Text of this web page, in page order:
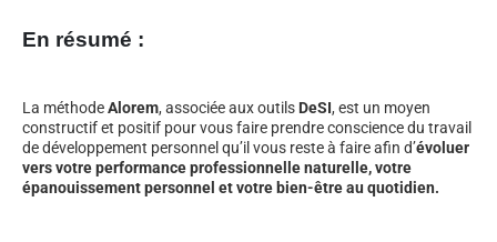
En résumé :
La méthodeAlorem, associée aux outils DeSI, est un moyen
constructif et positif pour vous faire prendre conscience du travail
de développement personnel qu’il vous reste à faire afin d’évoluer
vers votre performance professionnelle naturelle, votre
épanouissement personnel et votre bien-être au quotidien.